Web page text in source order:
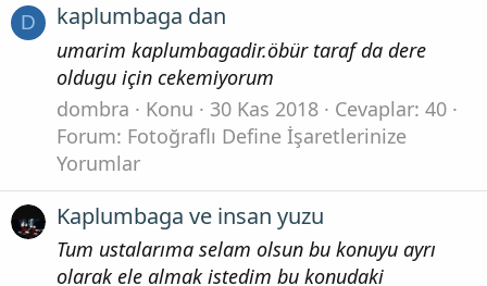
D kaplumbaga dan
umarim kaplumbagadir.öbür taraf da dere
oldugu için cekemiyorum
dombra
Konu 30 Kas 2018
Cevaplar: 40
Forum: Fotoğraflı Define İşaretlerinize
Yorumlar
Kaplumbaga ve insan yuzu
Tum ustalarıma selam olsun bu konuyu ayrı
olarak ele almak istedim bu konudaki